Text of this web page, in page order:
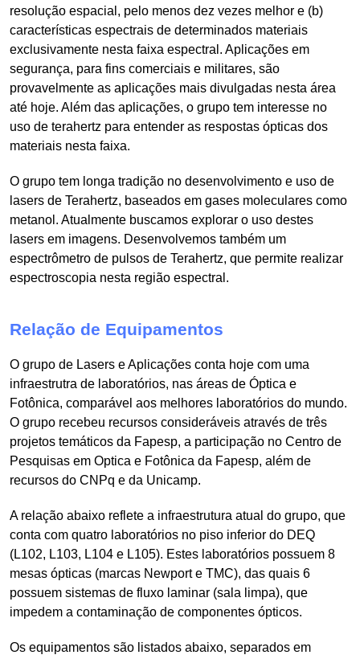
resolução espacial, pelo menos dez vezes melhor e (b)
características espectrais de determinados materiais
exclusivamente nesta faixa espectral. Aplicações em
segurança, para fins comerciais e militares, são
provavelmente as aplicações mais divulgadas nesta área
até hoje. Além das aplicações, o grupo tem interesse no
uso de terahertz para entender as respostas ópticas dos
materiais nesta faixa.
O grupo tem longa tradição no desenvolvimento e uso de
lasers de Terahertz, baseados em gases moleculares como
metanol. Atualmente buscamos explorar o uso destes
lasers em imagens. Desenvolvemos também um
espectrômetro de pulsos de Terahertz, que permite realizar
espectroscopia nesta região espectral.
Relação de Equipamentos
O grupo de Lasers e Aplicações conta hoje com uma
infraestrutra de laboratórios, nas áreas de Óptica e
Fotônica, comparável aos melhores laboratórios do mundo.
O grupo recebeu recursos consideráveis através de três
projetos temáticos da Fapesp, a participação no Centro de
Pesquisas em Optica e Fotônica da Fapesp, além de
recursos do CNPq e da Unicamp.
A relação abaixo reflete a infraestrutura atual do grupo, que
conta com quatro laboratórios no piso inferior do DEQ
(L102, L103, L104 e L105). Estes laboratórios possuem 8
mesas ópticas (marcas Newport e TMC), das quais 6
possuem sistemas de fluxo laminar (sala limpa), que
impedem a contaminação de componentes ópticos.
Os equipamentos são listados abaixo, separados em